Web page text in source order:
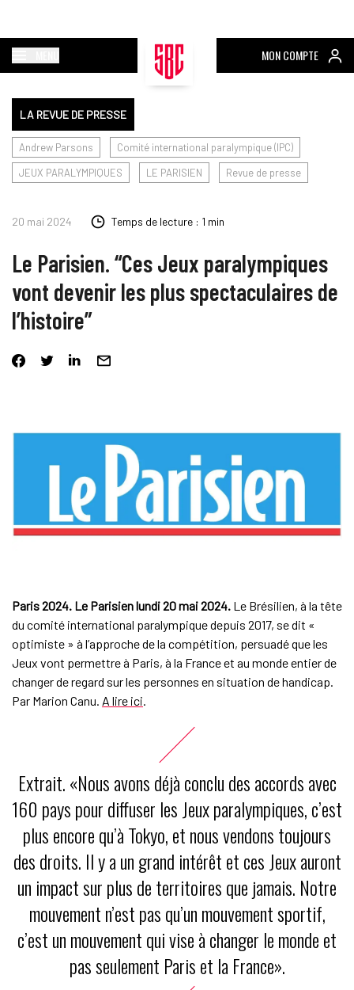
MON COMPTE
LA REVUE DE PRESSE
Andrew Parsons
Comité international paralympique (IPC)
JEUX PARALYMPIQUES
LE PARISIEN Revue de presse
20 mai 2024 Temps de lecture : 1 min
Le Parisien. “Ces Jeux paralympiques
vont devenir les plus spectaculaires de
l’histoire”
Paris 2024. Le Parisien lundi 20 mai 2024. Le Brésilien, à la tête
du comité international paralympique depuis 2017, se dit «
optimiste » à l’approche de la compétition, persuadé que les
Jeux vont permettre à Paris, à la France et au monde entier de
changer de regard sur les personnes en situation de handicap.
Par Marion Canu. A lire ici.
Extrait. «Nous avons déjà conclu des accords avec
160 pays pour diffuser les Jeux paralympiques, c’est
plus encore qu’à Tokyo, et nous vendons toujours
des droits. Il y a un grand intérêt et ces Jeux auront
un impact sur plus de territoires que jamais. Notre
mouvement n’est pas qu’un mouvement sportif,
c’est un mouvement qui vise à changer le monde et
pas seulement Paris et la France».